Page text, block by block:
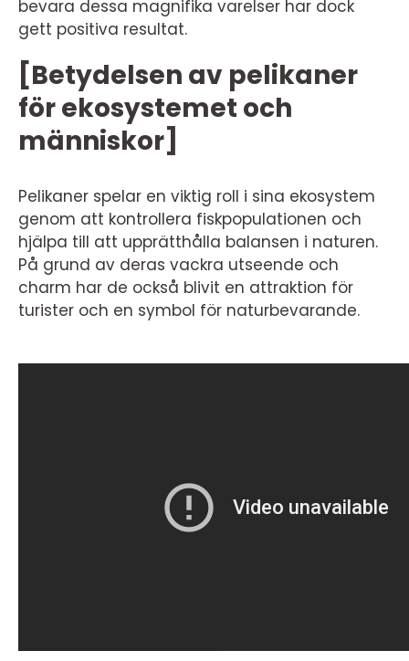
bevara dessa magnifika varelser har dock
gett positiva resultat.
[Betydelsen av pelikaner
för ekosystemet och
människor]
Pelikaner spelar en viktig roll i sina ekosystem
genom att kontrollera fiskpopulationen och
hjälpa till att upprätthålla balansen i naturen.
På grund av deras vackra utseende och
charm har de också blivit en attraktion för
turister och en symbol för naturbevarande.